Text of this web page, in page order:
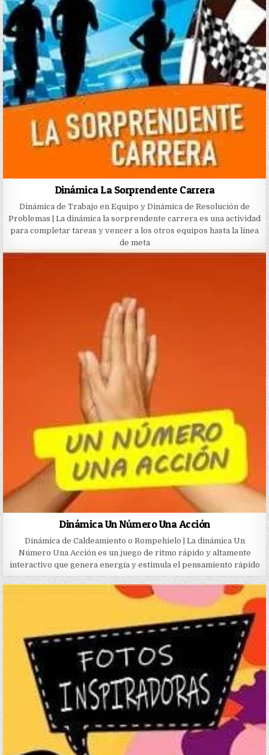
Dinámica La Sorprendente Carrera
Dinámica de Trabajo en Equipo y Dinámica de Resolución de
Problemas | La dinámica la sorprendente carrera es una actividad
para completar tareas y vencer a los otros equipos hasta la línea
de meta
Dinámica Un Número Una Acción
Dinámica de Caldeamiento o Rompehielo | La dinámica Un
Número Una Acción es un juego de ritmo rápido y altamente
interactivo que genera energía y estimula el pensamiento rápido